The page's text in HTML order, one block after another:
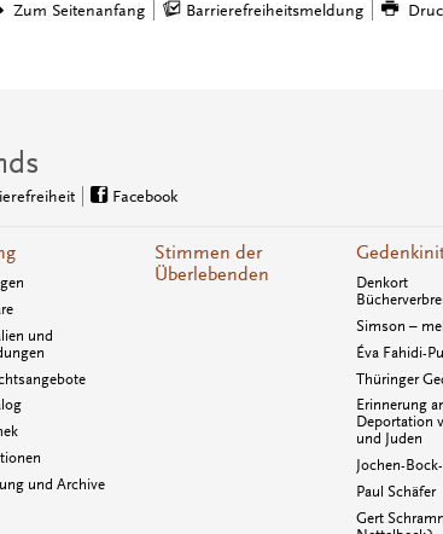
Zum Seitenanfang Barrierefreiheitsmeldung
Facebook
und
und Archive
Stimmen der
Überlebenden
Denkort
Simson –
Éva Fahidi-
Thüringer
Erinnerung
Deportation
und Juden
Jochen-
Paul Schäfer
Gert